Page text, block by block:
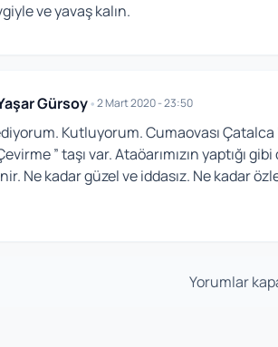
ve yavaş kalın.
Gürsoy•2 Mart 2020 - 23:50
Kutluyorum. Cumaovası Çatalca
” taşı var. Ataöarımızın yaptığı
Ne kadar güzel ve iddasız. Ne kadar
Yorumlar